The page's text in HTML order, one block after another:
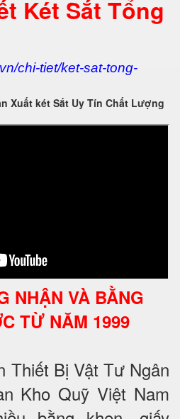
Két Sắt Tổng
chi-tiet/ket-sat-tong-
Xuất két Sắt Uy Tín Chất Lượng
NHẬN VÀ BẰNG
TỪ NĂM 1999
Thiết Bị Vật Tư Ngân
Kho Quỹ Việt Nam